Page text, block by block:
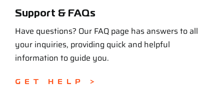
Support & FAQs
Have questions? Our FAQ page has answers to all
your inquiries, providing quick and helpful
information to guide you.
GET HELP >